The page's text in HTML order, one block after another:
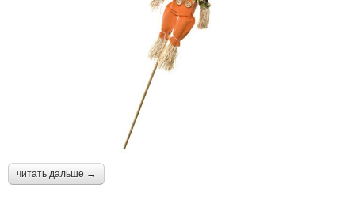
читать дальше →